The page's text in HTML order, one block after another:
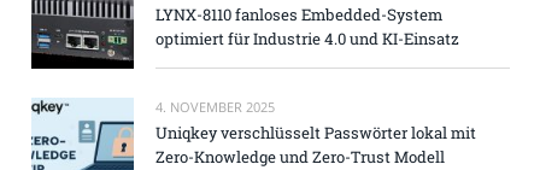
LYNX-8110 fanloses Embedded-System
optimiert für Industrie 4.0 und KI-Einsatz
4. NOVEMBER 2025
Uniqkey verschlüsselt Passwörter lokal mit
Zero-Knowledge und Zero-Trust Modell